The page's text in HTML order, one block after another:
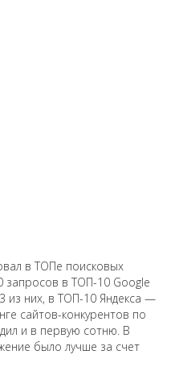
в ТОПе поисковых
запросов в ТОП-10 Google
из них, в ТОП-10 Яндекса —
сайтов-конкурентов по
и в первую сотню. В
было лучше за счет